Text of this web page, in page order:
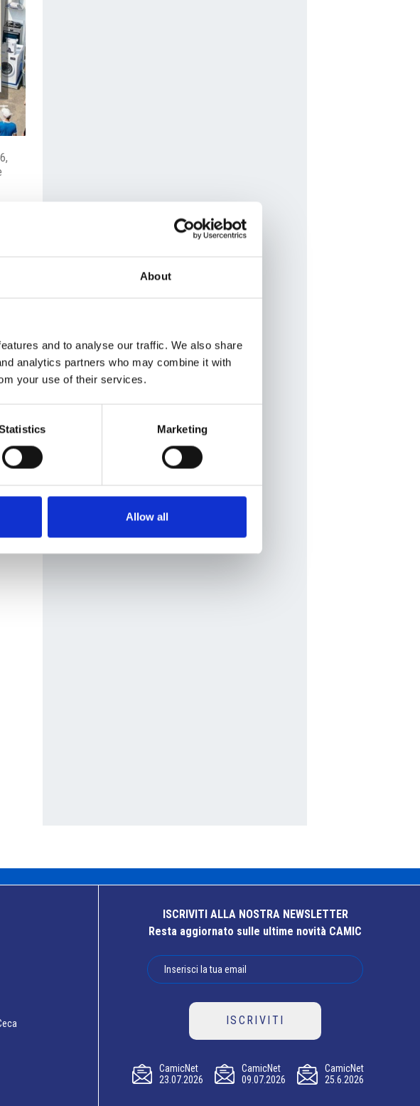
About
and to analyse our traffic. We also share
analytics partners who may combine it with
your use of their services.
Marketing
Allow all
ISCRIVITI ALLA NOSTRA NEWSLETTER
Resta aggiornato sulle ultime novità CAMIC
ISCRIVITI
CamicNet
23.07.2026
CamicNet
09.07.2026
CamicNet
25.6.2026